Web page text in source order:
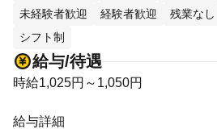
未経験者歓迎
経験者歓迎 残業なし
シフト制
給与/待遇
時給1,025円～1,050円
給与詳細